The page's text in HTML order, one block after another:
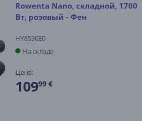
Rowenta Nano, складной, 1700
Вт, розовый - Фен
HY8530E0
На складе
Цена:
10999 €